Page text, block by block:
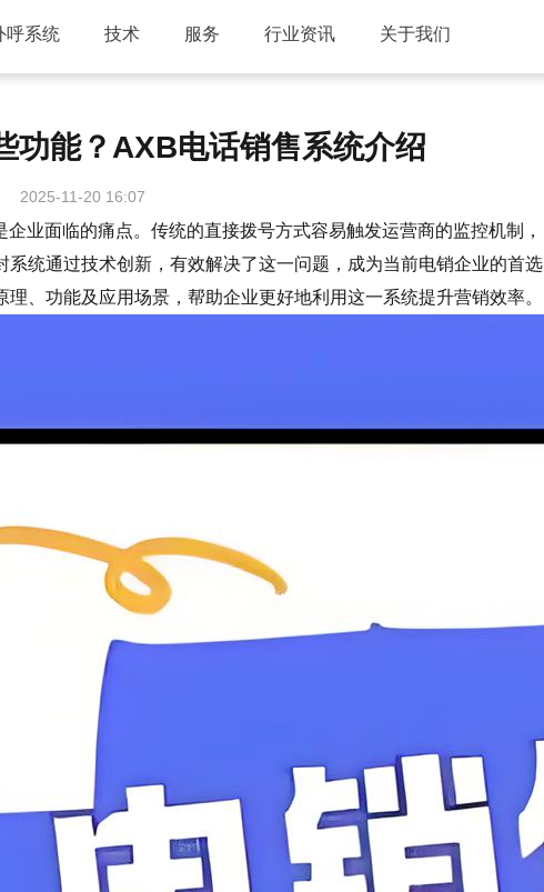
呼系统 技术 服务 行业资讯 关于我们
功能？AXB电话销售系统介绍
2025-11-20 16:07
面临的痛点。传统的直接拨号方式容易触发运营商的监控机制，
统通过技术创新，有效解决了这一问题，成为当前电销企业的首选
、功能及应用场景，帮助企业更好地利用这一系统提升营销效率。